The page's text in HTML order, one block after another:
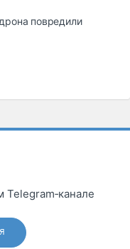
повредили
Telegram‑канале